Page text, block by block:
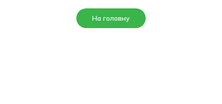
На головну